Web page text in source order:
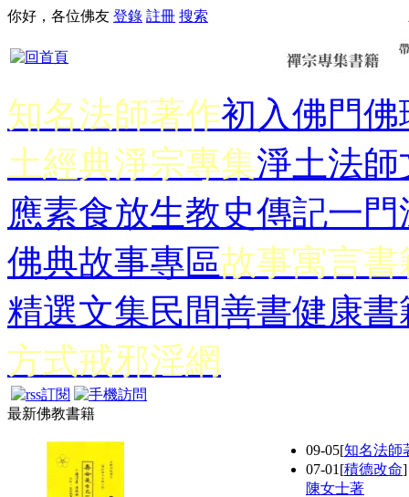
你好，各位佛友 登錄 註冊 搜索
知名法師著作初入佛門佛
土經典淨宗專集淨土法師
應素食放生教史傳記一門
佛典故事專區故事寓言書
精選文集民間善書健康書
方式戒邪淫網
最新佛教書籍
09-05[知名法師
07-01 [積德改命
陳女士著